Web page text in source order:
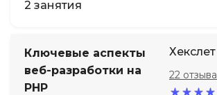
2 занятия
Ключевые аспекты
веб-разработки на
PHP
Хекслет
22 отзыва